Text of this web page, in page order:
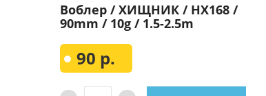
Воблер / ХИЩНИК / HX168 /
90mm / 10g / 1.5-2.5m
90 р.